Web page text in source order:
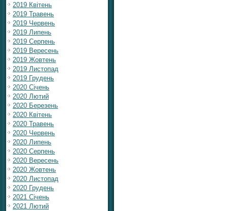
2019 Квітень
2019 Травень
2019 Червень
2019 Липень
2019 Серпень
2019 Вересень
2019 Жовтень
2019 Листопад
2019 Грудень
2020 Січень
2020 Лютий
2020 Березень
2020 Квітень
2020 Травень
2020 Червень
2020 Липень
2020 Серпень
2020 Вересень
2020 Жовтень
2020 Листопад
2020 Грудень
2021 Січень
2021 Лютий